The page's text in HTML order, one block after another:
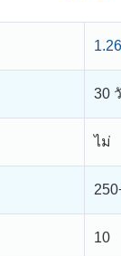
30
ไม่
10